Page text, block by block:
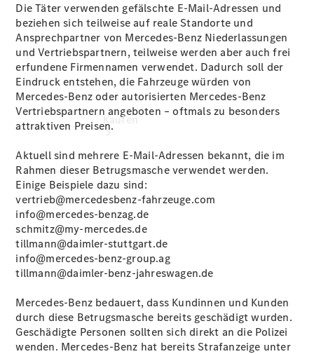
Kaufen
Übersicht
140 Jahre
Innovation
Mercedes-
Store
Neuwagenangebote
Die Täter verwenden gefälschte E‑Mail‑Adressen und
beziehen sich teilweise auf reale Standorte und
Ansprechpartner von Mercedes‑Benz Niederlassungen
und Vertriebspartnern, teilweise werden aber auch frei
erfundene Firmennamen verwendet. Dadurch soll der
Eindruck entstehen, die Fahrzeuge würden von
Mercedes‑Benz oder autorisierten Mercedes-Benz
Vertriebspartnern angeboten – oftmals zu besonders
attraktiven Preisen.
Aktuell sind mehrere E‑Mail‑Adressen bekannt, die im
Rahmen dieser Betrugsmasche verwendet werden.
Einige Beispiele dazu sind:
vertrieb@mercedesbenz-fahrzeuge.com
info@mercedes-benzag.de
schmitz@my-mercedes.de
tillmann@daimler-stuttgart.de
info@mercedes-benz-group.ag
tillmann@daimler-benz-jahreswagen.de
Mercedes‑Benz bedauert, dass Kundinnen und Kunden
durch diese Betrugsmasche bereits geschädigt wurden.
Geschädigte Personen sollten sich direkt an die Polizei
wenden. Mercedes‑Benz hat bereits Strafanzeige unter